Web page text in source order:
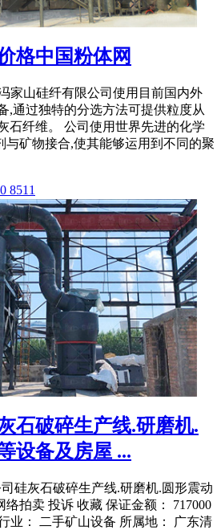
格中国粉体网
家山硅纤有限公司使用目前国内外
,通过独特的分选方法可提供粒度从
石纤维。 公司使用世界先进的化学
与矿物接合,使其能够运用到不同的聚
8511
石破碎生产线.研磨机.
设备及房屋 ...
硅灰石破碎生产线.研磨机.圆形震动
络拍卖 投诉 收藏 保证金额： 717000
业： 二手矿山设备 所属地： 广东清